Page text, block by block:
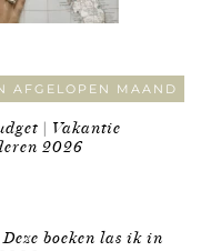
AFGELOPEN MAAND
| Vakantie
2026
boeken las ik in